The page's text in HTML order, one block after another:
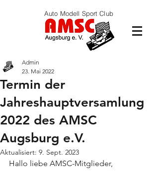
Auto Modell Sport Club
Termin der
Jahreshauptversamlung
2022 des AMSC
Augsburg e.V.
Admin
23. Mai 2022
Aktualisiert: 9. Sept. 2023
Hallo liebe AMSC-Mitglieder,